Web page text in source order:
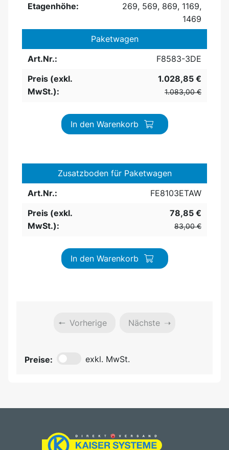
Etagenhöhe:
269, 569, 869, 1169,
1469
Paketwagen
Art.Nr.:
F8583-3DE
Preis (exkl.
MwSt.):
1.028,85 €
1.083,00 €
In den Warenkorb
Zusatzboden für Paketwagen
Art.Nr.:
FE8103ETAW
Preis (exkl.
MwSt.):
78,85 €
83,00 €
In den Warenkorb
Vorherige Nächste
Preise: exkl. MwSt.